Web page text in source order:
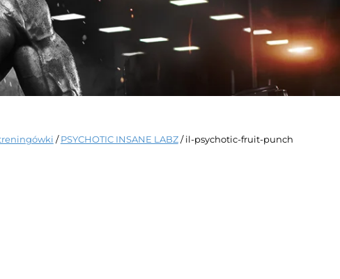
/PSYCHOTIC INSANE LABZ/ il-psychotic-fruit-punch